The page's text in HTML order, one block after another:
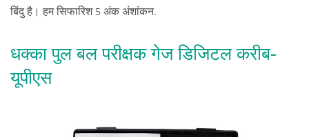
बिंदु है। हम सिफारिश 5 अंक अंशांकन.
धक्का पुल बल परीक्षक गेज डिजिटल करीब-
यूपीएस